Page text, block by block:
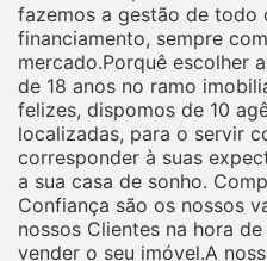
fazemos a gestão de todo
financiamento, sempre
mercado.Porquê escolher
de 18 anos no ramo
felizes, dispomos de 10
localizadas, para o servir
corresponder à suas
a sua casa de sonho.
Confiança são os nossos
nossos Clientes na hora
vender o seu imóvel.A